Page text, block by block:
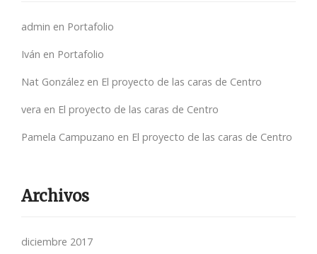
admin en Portafolio
Iván en Portafolio
Nat González en El proyecto de las caras de Centro
vera en El proyecto de las caras de Centro
Pamela Campuzano en El proyecto de las caras de Centro
Archivos
diciembre 2017